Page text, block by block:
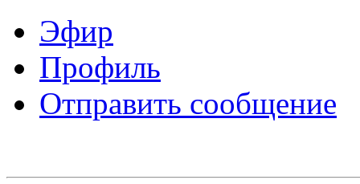
Эфир
Профиль
Отправить сообщение